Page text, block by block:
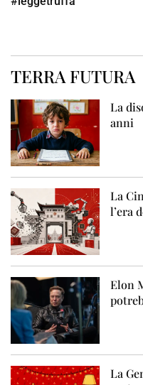
TERRA FUTURA
La
anni
La
l’era
Elon
La